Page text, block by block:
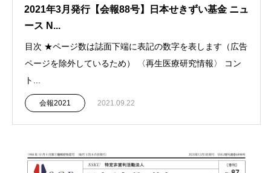
2021年3月発行【会報88号】日本せきずい基金 ニュ
ース N...
目次 ★ページ数は誌面下端に表記の数字を表します（広告
ページを除外しているため） 〈再生医療研究情報〉 コン
ト...
会報2021 2021.09.22